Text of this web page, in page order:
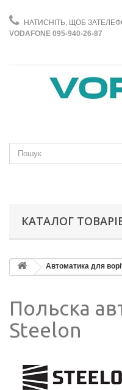
НАТИСНІТЬ, ЩОБ
VODAFONE 095-940-26-87
КАТАЛОГ
Автоматика для
Польска
Steelon